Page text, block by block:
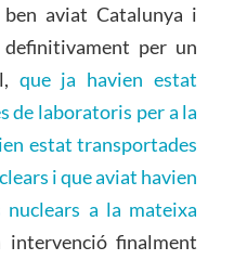
ben aviat Catalunya i
definitivament per un
que ja havien estat
de laboratoris per a la
estat transportades
i que aviat havien
a la mateixa
intervenció finalment